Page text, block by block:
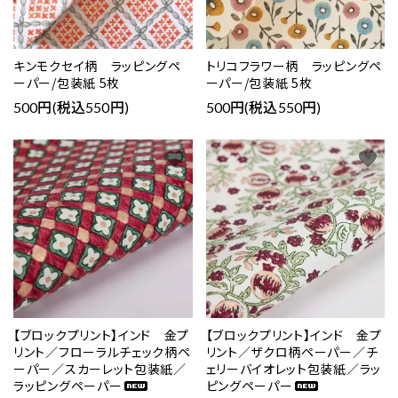
キンモクセイ柄 ラッピングペ
ーパー/包装紙 5枚
500円(税込550円)
トリコフラワー柄 ラッピングペ
ーパー/包装紙 5枚
500円(税込550円)
【ブロックプリント】インド 金プ
リント／フローラルチェック柄ペ
ーパー／スカーレット包装紙／
ラッピングペーパー
favorite
【ブロックプリント】インド 金プ
リント／ザクロ柄ペーパー／チ
ェリーバイオレット包装紙／ラッ
ピングペーパー
favorite
キーワード